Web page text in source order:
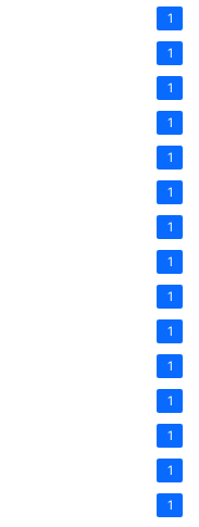
1
1
1
1
1
1
1
1
1
1
1
1
1
1
1